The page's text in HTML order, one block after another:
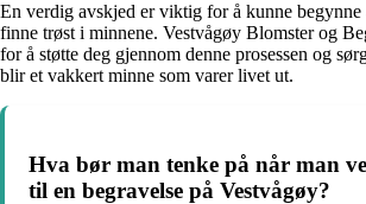
En verdig avskjed er viktig for å kunne begynne
finne trøst i minnene. Vestvågøy Blomster og
for å støtte deg gjennom denne prosessen og
blir et vakkert minne som varer livet ut.
Hva bør man tenke på når man
til en begravelse på Vestvågøy?